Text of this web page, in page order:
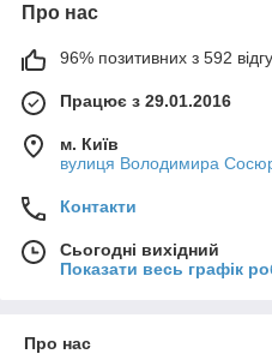
Про нас
96% позитивних з 592
Працює з 29.01.2016
м. Київ
вулиця Володимира
Контакти
Сьогодні вихідний
Показати весь графік
Про нас